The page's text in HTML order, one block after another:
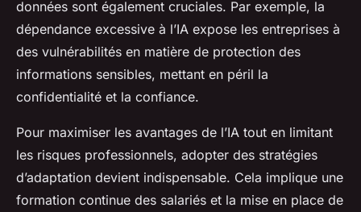
données sont également cruciales. Par exemple, la
dépendance excessive à l’IA expose les entreprises à
des vulnérabilités en matière de protection des
informations sensibles, mettant en péril la
confidentialité et la confiance.
Pour maximiser les avantages de l’IA tout en limitant
les risques professionnels, adopter des stratégies
d’adaptation devient indispensable. Cela implique une
formation continue des salariés et la mise en place de